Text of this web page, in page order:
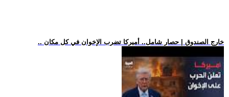
.. خارج الصندوق | حصار شامل.. أميركا تضرب الإخوان في كل مكان